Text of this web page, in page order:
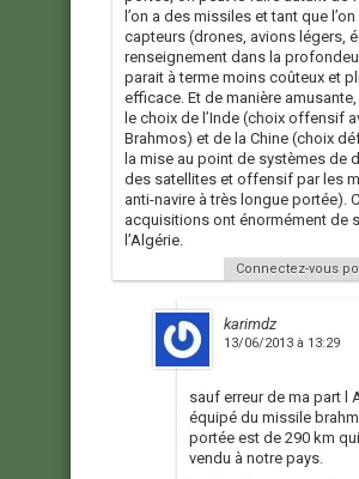
l’on a des missiles et tant que
capteurs (drones, avions légers,
renseignement dans la
parait à terme moins coûteux et
efficace. Et de manière amusante,
le choix de l’Inde (choix offensif
Brahmos) et de la Chine (choix
la mise au point de systèmes de
des satellites et offensif par les
anti-navire à très longue portée).
acquisitions ont énormément de
l’Algérie.
Connectez-vous
karimdz
13/06/2013 à 13:29
sauf erreur de ma part l
équipé du missile
portée est de 290 km
vendu à notre pays.